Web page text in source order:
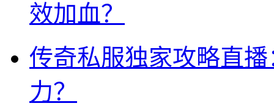
效加血？
传奇私服独家攻略直
力？